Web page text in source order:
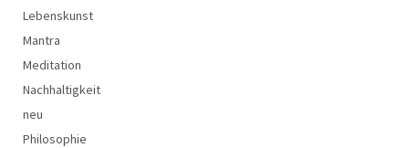
Lebenskunst
Mantra
Meditation
Nachhaltigkeit
neu
Philosophie